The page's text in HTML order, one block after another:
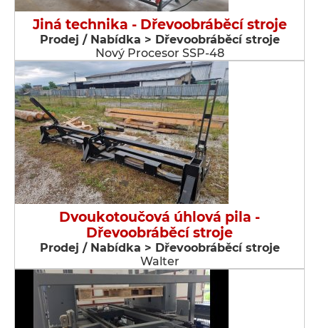
Jiná technika - Dřevoobráběcí stroje
Prodej / Nabídka > Dřevoobráběcí stroje
Nový Procesor SSP-48
Dvoukotoučová úhlová pila -
Dřevoobráběcí stroje
Prodej / Nabídka > Dřevoobráběcí stroje
Walter